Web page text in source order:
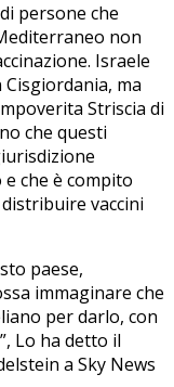
persone che
non
Israele
ma
Striscia di
che questi
che è compito
vaccini
paese,
immaginare che
per darlo, con
Lo ha detto il
a Sky News